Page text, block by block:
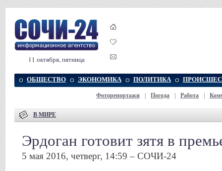
11 октября, пятница
ОБЩЕСТВО ЭКОНОМИКА ПОЛИТИКА
Фоторепортажи Погода Работа
В МИРЕ
Эрдоган готовит зятя в
5 мая 2016, четверг, 14:59 – СОЧИ-24